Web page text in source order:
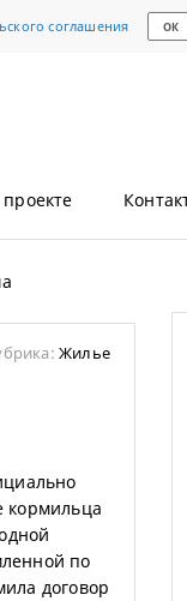
соглашения ОК
Жилье
кормильца
по
договор